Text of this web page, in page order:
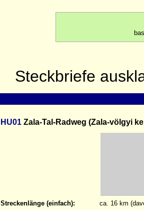
Steckbriefe
HU01 Zala-Tal-Radweg (Zala-völgyi
Streckenlänge (einfach):
ca. 16 km